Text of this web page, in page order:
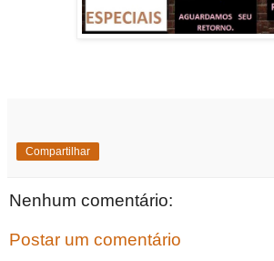
Compartilhar
Nenhum comentário:
Postar um comentário